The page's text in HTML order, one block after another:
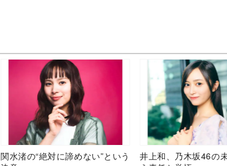
関水渚の“絶対に諦めない”という
井上和、乃木坂46の